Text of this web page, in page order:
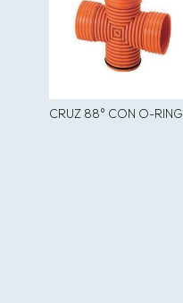
CRUZ 88° CON O-RING